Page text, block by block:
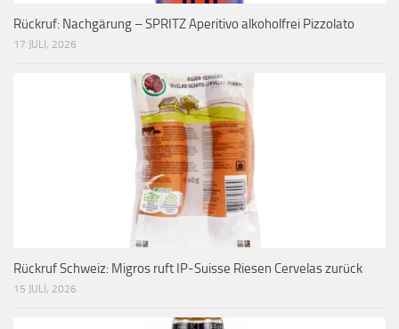
Rückruf: Nachgärung – SPRITZ Aperitivo alkoholfrei Pizzolato
17 JULI, 2026
Rückruf Schweiz: Migros ruft IP-Suisse Riesen Cervelas zurück
15 JULI, 2026